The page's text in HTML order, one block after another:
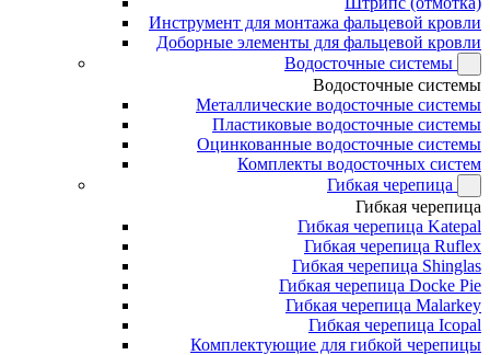
Инструмент для монтажа фальцевой кровли
Доборные элементы для фальцевой кровли
Водосточные системы
Водосточные системы
Металлические водосточные системы
Пластиковые водосточные системы
Оцинкованные водосточные системы
Комплекты водосточных систем
Гибкая черепица
Гибкая черепица
Гибкая черепица Katepal
Гибкая черепица Ruflex
Гибкая черепица Shinglas
Гибкая черепица Docke Pie
Гибкая черепица Malarkey
Гибкая черепица Icopal
Комплектующие для гибкой черепицы